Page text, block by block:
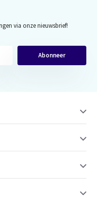
via onze nieuwsbrief!
Abonneer